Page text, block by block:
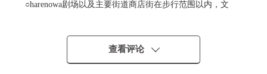
○harenowa剧场以及主要街道商店街在步行范围以内，文
○有在东方，在旭川的潮流，北边看交响乐礼堂的开放感觉
○录用几个新房时候选项的房间
查看评论